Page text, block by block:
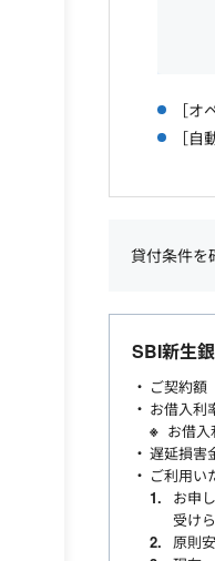
［
［
貸付条件を
SBI新生
ご契約額
お借入利
お借
遅延損害
ご利用い
お申
受け
原則